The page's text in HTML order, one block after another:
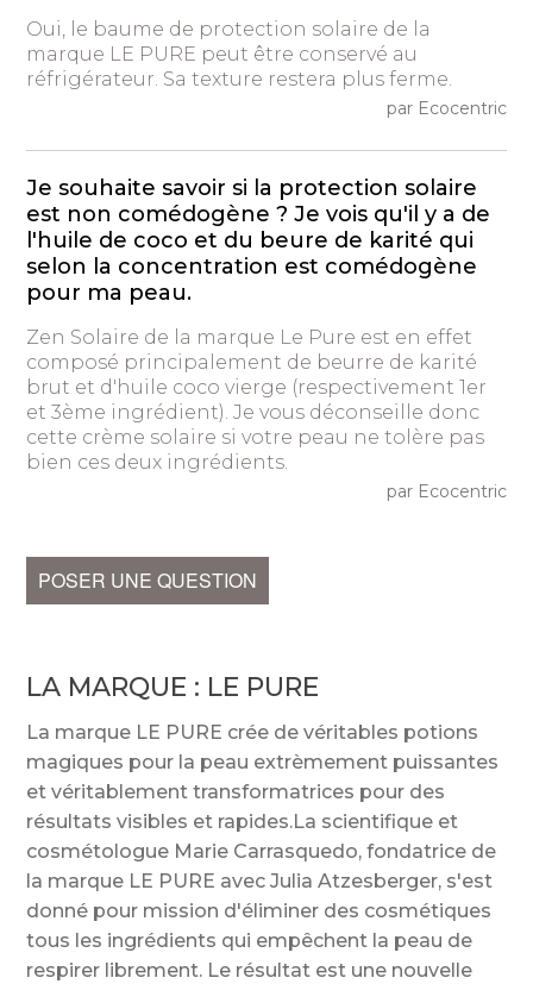
Oui, le baume de protection solaire de la
marque LE PURE peut être conservé au
réfrigérateur. Sa texture restera plus ferme.
par Ecocentric
Je souhaite savoir si la protection solaire
est non comédogène ? Je vois qu'il y a de
l'huile de coco et du beure de karité qui
selon la concentration est comédogène
pour ma peau.
Zen Solaire de la marque Le Pure est en effet
composé principalement de beurre de karité
brut et d'huile coco vierge (respectivement 1er
et 3ème ingrédient). Je vous déconseille donc
cette crème solaire si votre peau ne tolère pas
bien ces deux ingrédients.
par Ecocentric
POSER UNE QUESTION
LA MARQUE : LE PURE
La marque LE PURE crée de véritables potions
magiques pour la peau extrèmement puissantes
et véritablement transformatrices pour des
résultats visibles et rapides.La scientifique et
cosmétologue Marie Carrasquedo, fondatrice de
la marque LE PURE avec Julia Atzesberger, s'est
donné pour mission d'éliminer des cosmétiques
tous les ingrédients qui empêchent la peau de
respirer librement. Le résultat est une nouvelle